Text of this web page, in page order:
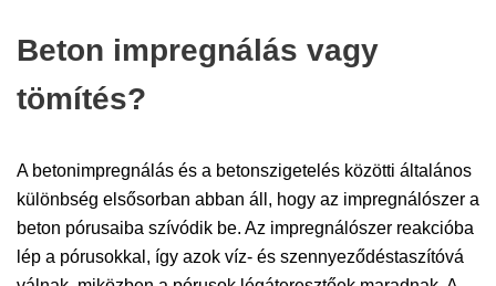
Beton impregnálás vagy
tömítés?
A betonimpregnálás és a betonszigetelés közötti általános
különbség elsősorban abban áll, hogy az impregnálószer a
beton pórusaiba szívódik be. Az impregnálószer reakcióba
lép a pórusokkal, így azok víz- és szennyeződéstaszítóvá